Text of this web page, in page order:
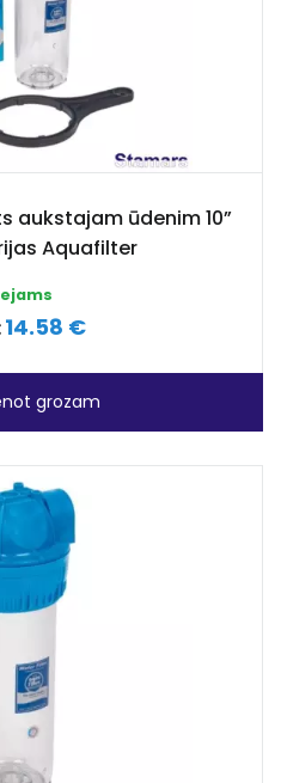
aukstajam ūdenim 10”
Aquafilter
14.58 €
grozam